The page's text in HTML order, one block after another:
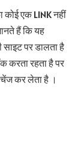
कोई एक LINK नहीं
हैं कि यह
पर डालता है
करता रहता है पर
कर लेता है ।